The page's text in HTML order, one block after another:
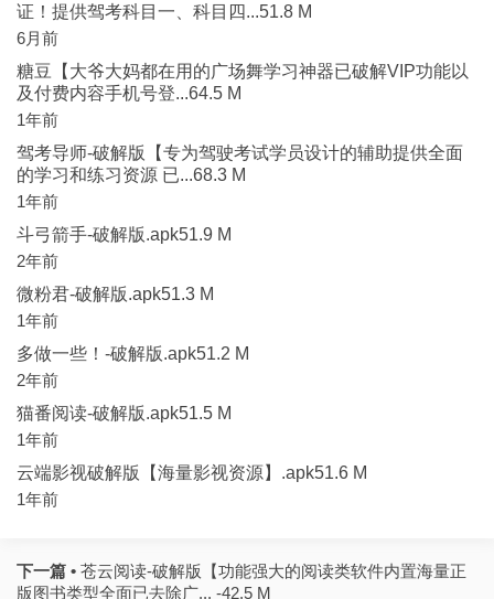
证！提供驾考科目一、科目四...51.8 M
6月前
糖豆【大爷大妈都在用的广场舞学习神器已破解VIP功能以
及付费内容手机号登...64.5 M
1年前
驾考导师-破解版【专为驾驶考试学员设计的辅助提供全面
的学习和练习资源 已...68.3 M
1年前
斗弓箭手-破解版.apk51.9 M
2年前
微粉君-破解版.apk51.3 M
1年前
多做一些！-破解版.apk51.2 M
2年前
猫番阅读-破解版.apk51.5 M
1年前
云端影视破解版【海量影视资源】.apk51.6 M
1年前
下一篇 • 苍云阅读-破解版【功能强大的阅读类软件内置海量正
版图书类型全面已去除广... -42.5 M